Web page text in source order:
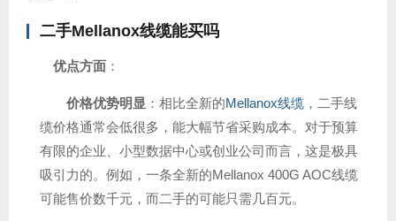
二手Mellanox线缆能买吗
优点方面 ：
价格优势明显 ：相比全新的Mellanox线缆 ，二手线
缆价格通常会低很多，能大幅节省采购成本。对于预算
有限的企业、小型数据中心或创业公司而言，这是极具
吸引力的。例如，一条全新的Mellanox 400G AOC线缆
可能售价数千元，而二手的可能只需几百元。